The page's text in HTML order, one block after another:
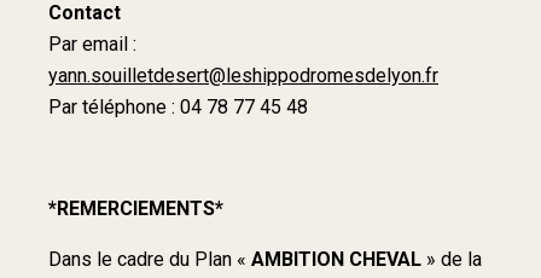
Contact
Par email :
yann.souilletdesert@leshippodromesdelyon.fr
Par téléphone : 04 78 77 45 48
*REMERCIEMENTS*
Dans le cadre du Plan « AMBITION CHEVAL » de la